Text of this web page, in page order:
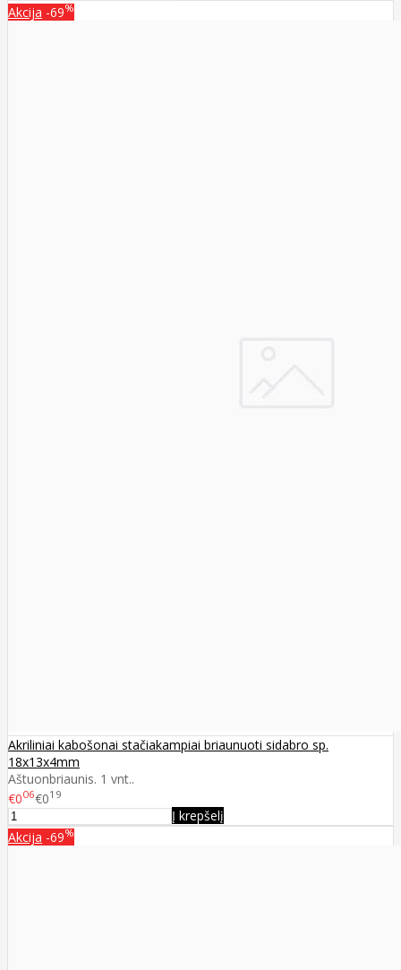
Akcija -69%
Akriliniai kabošonai stačiakampiai briaunuoti sidabro sp.
18x13x4mm
Aštuonbriaunis. 1 vnt..
€006€019
Į krepšelį
Akcija -69%